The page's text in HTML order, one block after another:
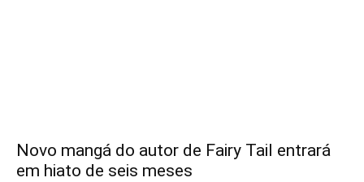
Novo mangá do autor de Fairy Tail entrará
em hiato de seis meses